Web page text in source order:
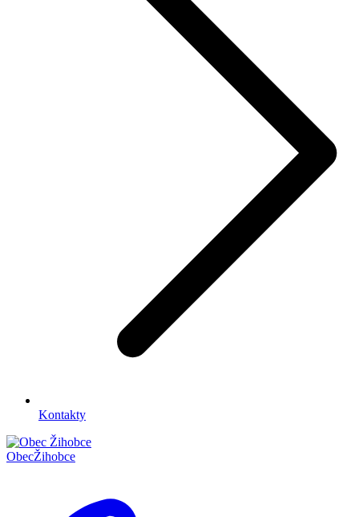
Kontakty
ObecŽihobce